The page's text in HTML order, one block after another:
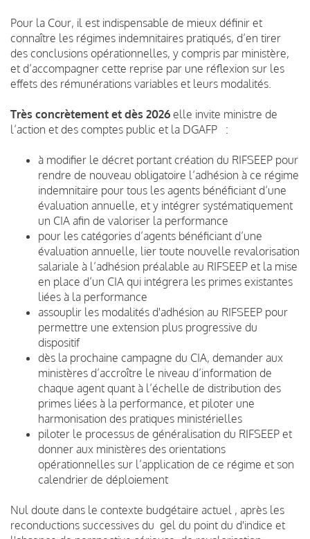
Pour la Cour, il est indispensable de mieux définir et
connaître les régimes indemnitaires pratiqués, d’en tirer
des conclusions opérationnelles, y compris par ministère,
et d’accompagner cette reprise par une réflexion sur les
effets des rémunérations variables et leurs modalités.
Très concrètement et dès 2026 elle invite ministre de
l’action et des comptes public et la DGAFP :
à modifier le décret portant création du RIFSEEP pour
rendre de nouveau obligatoire l’adhésion à ce régime
indemnitaire pour tous les agents bénéficiant d’une
évaluation annuelle, et y intégrer systématiquement
un CIA afin de valoriser la performance
pour les catégories d’agents bénéficiant d’une
évaluation annuelle, lier toute nouvelle revalorisation
salariale à l’adhésion préalable au RIFSEEP et la mise
en place d’un CIA qui intégrera les primes existantes
liées à la performance
assouplir les modalités d'adhésion au RIFSEEP pour
permettre une extension plus progressive du
dispositif
dès la prochaine campagne du CIA, demander aux
ministères d’accroître le niveau d’information de
chaque agent quant à l’échelle de distribution des
primes liées à la performance, et piloter une
harmonisation des pratiques ministérielles
piloter le processus de généralisation du RIFSEEP et
donner aux ministères des orientations
opérationnelles sur l’application de ce régime et son
calendrier de déploiement
Nul doute dans le contexte budgétaire actuel , après les
reconductions successives du gel du point du d'indice et